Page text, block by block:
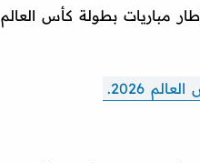
مباريات بطولة كأس العالم
2026.